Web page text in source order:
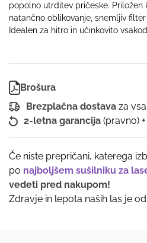
popolno utrditev pričeske. Priložen
natančno oblikovanje, snemljiv
Idealen za hitro in učinkovito
Brošura
Brezplačna dostava za
2-letna garancija (pravno)
Če niste prepričani, katerega
po najboljšem sušilniku za
vedeti pred nakupom!
Zdravje in lepota naših las je